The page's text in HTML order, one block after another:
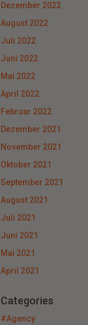
Dezember 2022
August 2022
Juli 2022
Juni 2022
Mai 2022
April 2022
Februar 2022
Dezember 2021
November 2021
Oktober 2021
September 2021
August 2021
Juli 2021
Juni 2021
Mai 2021
April 2021
Categories
#Agency